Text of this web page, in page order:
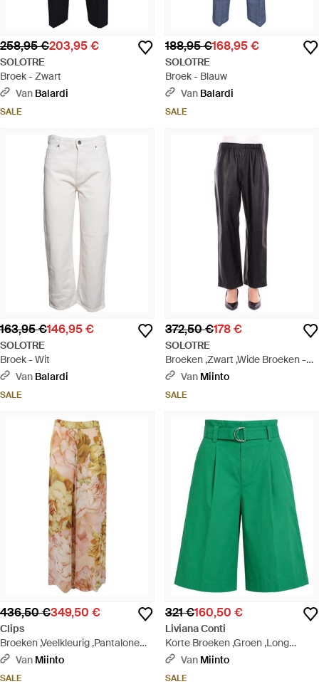
258,95 €203,95 €
SOLOTRE
Broek - Zwart
Van Balardi
SALE
188,95 €168,95 €
SOLOTRE
Broek - Blauw
Van Balardi
SALE
163,95 €146,95 €
SOLOTRE
Broek - Wit
Van Balardi
SALE
372,50 €178 €
SOLOTRE
Broeken ,Zwart ,Wide Broeken -
Blauw
Van Miinto
SALE
436,50 €349,50 €
Clips
Broeken ,Veelkleurig ,Pantalone
Stampato - Naturel
Van Miinto
SALE
321 €160,50 €
Liviana Conti
Korte Broeken ,Groen ,Long
Shorts - Groen
Van Miinto
SALE